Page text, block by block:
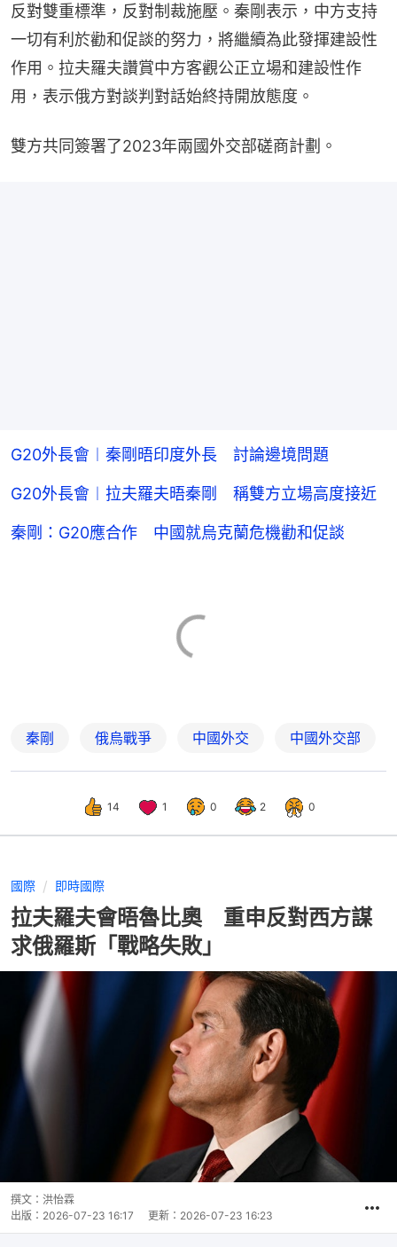
反對雙重標準，反對制裁施壓。秦剛表示，中方支持
一切有利於勸和促談的努力，將繼續為此發揮建設性
作用。拉夫羅夫讚賞中方客觀公正立場和建設性作
用，表示俄方對談判對話始終持開放態度。
雙方共同簽署了2023年兩國外交部磋商計劃。
G20外長會︱秦剛晤印度外長 討論邊境問題
G20外長會︱拉夫羅夫晤秦剛 稱雙方立場高度接近
秦剛：G20應合作 中國就烏克蘭危機勸和促談
秦剛 俄烏戰爭 中國外交 中國外交部
14 1 0 2 0
國際 即時國際
拉夫羅夫會晤魯比奧 重申反對西方謀
求俄羅斯「戰略失敗」
撰文： 洪怡霖
出版： 2026-07-23 16:17 更新： 2026-07-23 16:23